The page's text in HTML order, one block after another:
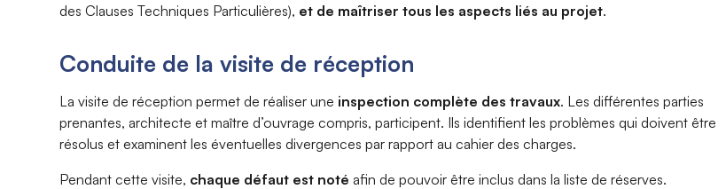
des Clauses Techniques Particulières), et de maîtriser tous les aspects liés au projet.
Conduite de la visite de réception
La visite de réception permet de réaliser une inspection complète des travaux. Les différentes parties
prenantes, architecte et maître d’ouvrage compris, participent. Ils identifient les problèmes qui doivent être
résolus et examinent les éventuelles divergences par rapport au cahier des charges.
Pendant cette visite, chaque défaut est noté afin de pouvoir être inclus dans la liste de réserves.